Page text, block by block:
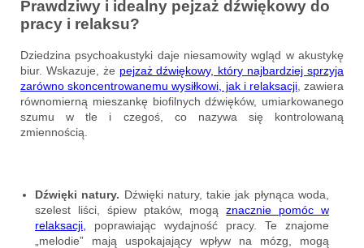
Prawdziwy i idealny pejzaż dźwiękowy do
pracy i relaksu?
Dziedzina psychoakustyki daje niesamowity wgląd w akustykę
biur. Wskazuje, że pejzaż dźwiękowy, który najbardziej sprzyja
zarówno skoncentrowanemu wysiłkowi, jak i relaksacji, zawiera
równomierną mieszankę biofilnych dźwięków, umiarkowanego
szumu w tle i czegoś, co nazywa się kontrolowaną
zmiennością.
Dźwięki natury. Dźwięki natury, takie jak płynąca woda,
szelest liści, śpiew ptaków, mogąznacznie pomóc w
relaksacji,
poprawiając wydajność pracy. Te znajome
„melodie” mają uspokajający wpływ na mózg, mogą